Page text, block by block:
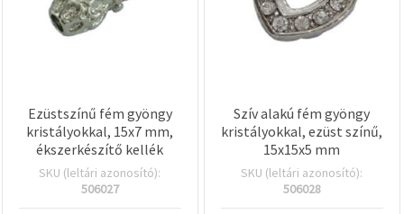
Ezüstszínű fém gyöngy
kristályokkal, 15x7 mm,
ékszerkészítő kellék
SKU (leltári azonosító):
506027
Szív alakú fém gyöngy
kristályokkal, ezüst színű,
15x15x5 mm
SKU (leltári azonosító):
506028